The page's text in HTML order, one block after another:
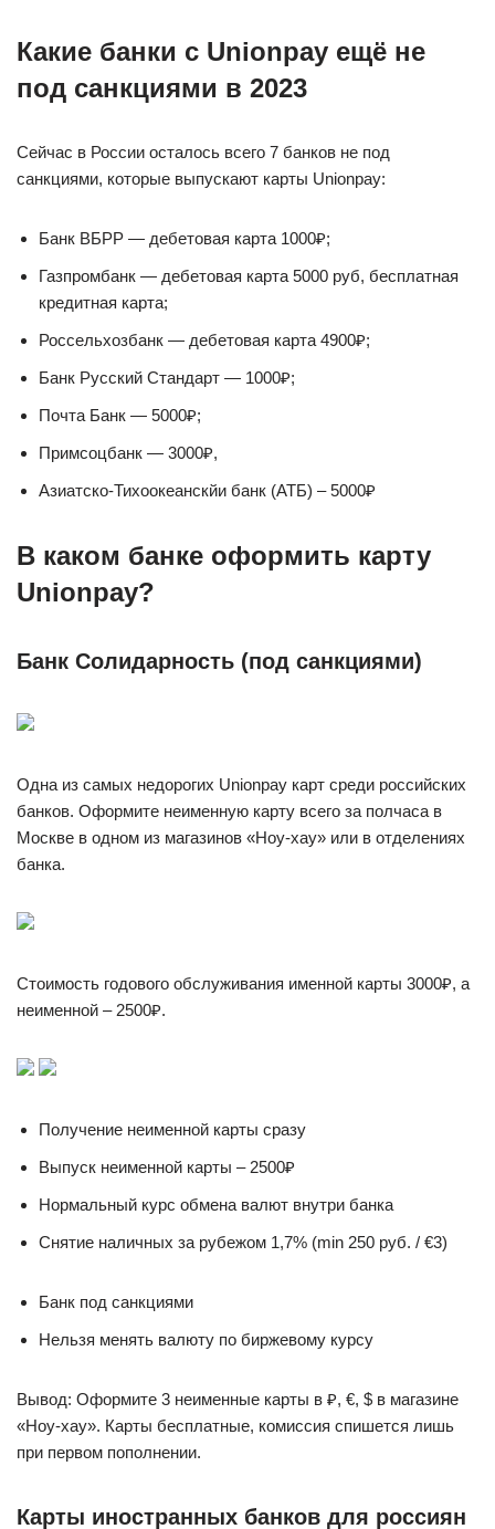
Какие банки с Unionpay ещё не
под санкциями в 2023
Сейчас в России осталось всего 7 банков не под
санкциями, которые выпускают карты Unionpay:
Банк ВБРР — дебетовая карта 1000₽;
Газпромбанк — дебетовая карта 5000 руб, бесплатная
кредитная карта;
Россельхозбанк — дебетовая карта 4900₽;
Банк Русский Стандарт — 1000₽;
Почта Банк — 5000₽;
Примсоцбанк — 3000₽,
Азиатско-Тихоокеанскйи банк (АТБ) – 5000₽
В каком банке оформить карту
Unionpay?
Банк Солидарность (под санкциями)
Одна из самых недорогих Unionpay карт среди российских
банков. Оформите неименную карту всего за полчаса в
Москве в одном из магазинов «Ноу-хау» или в отделениях
банка.
Стоимость годового обслуживания именной карты 3000₽, а
неименной – 2500₽.
Получение неименной карты сразу
Выпуск неименной карты – 2500₽
Нормальный курс обмена валют внутри банка
Снятие наличных за рубежом 1,7% (min 250 руб. / €3)
Банк под санкциями
Нельзя менять валюту по биржевому курсу
Вывод: Оформите 3 неименные карты в ₽, €, $ в магазине
«Ноу-хау». Карты бесплатные, комиссия спишется лишь
при первом пополнении.
Карты иностранных банков для россиян